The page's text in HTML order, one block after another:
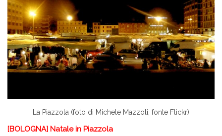
La Piazzola (foto di Michele Mazzoli, fonte Flickr)
[BOLOGNA] Natale in Piazzola